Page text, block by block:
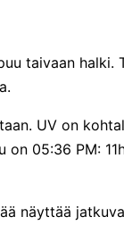
taivaan halki.
UV on
05:36 PM:
näyttää